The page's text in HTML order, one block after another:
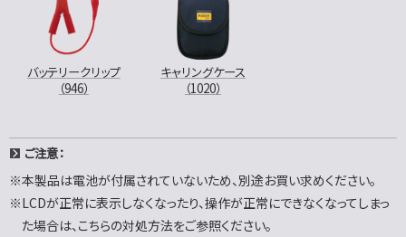
バッテリークリップ
（946）
キャリングケース
（1020）
ご注意：
※本製品は電池が付属されていないため、別途お買い求めください。
※LCDが正常に表示しなくなったり、操作が正常にできなくなってしまっ
た場合は、こちらの対処方法をご参照ください。